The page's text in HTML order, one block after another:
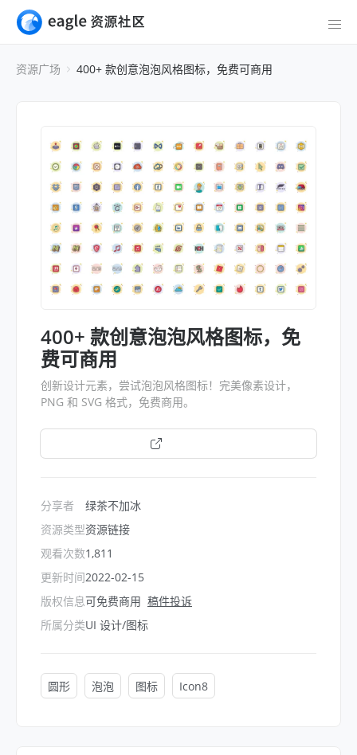
资源广场 400+ 款创意泡泡风格图标，免费可商用
400+ 款创意泡泡风格图标，免
费可商用
创新设计元素，尝试泡泡风格图标！完美像素设计，
PNG 和 SVG 格式，免费商用。
分享者
资源类型
观看次数
更新时间
版权信息
所属分类
绿茶不加冰
资源链接
1,811
2022-02-15
可免费商用 稿件投诉
UI 设计/图标
圆形 泡泡 图标 Icon8